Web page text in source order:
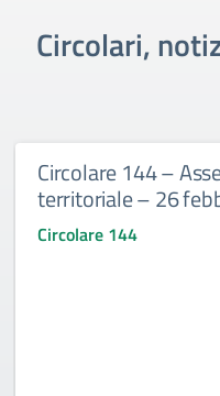
Circolari,
Circolare 144 –
territoriale – 26
Circolare 144